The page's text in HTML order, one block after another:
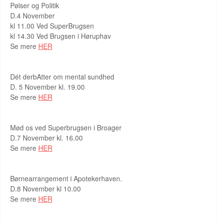
Pølser og Politik
D.4 November
kl 11.00 Ved SuperBrugsen
kl 14.30 Ved Brugsen i Høruphav
Se mere HER
Dét derbAtter om mental sundhed
D. 5 November kl. 19.00
Se mere HER
Mød os ved Superbrugsen i Broager
D.7 November kl. 16.00
Se mere HER
Børnearrangement i Apotekerhaven.
D.8 November kl 10.00
Se mere HER